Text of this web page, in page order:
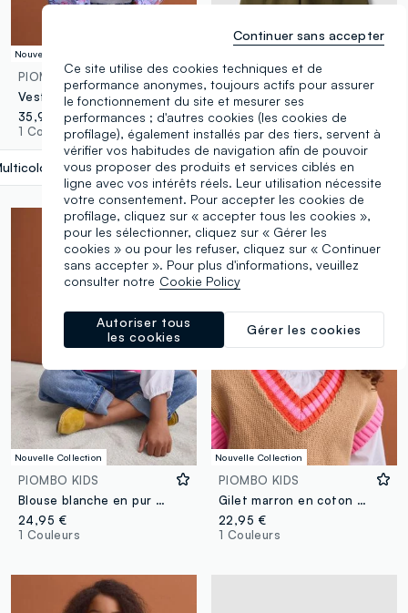
Nouvelle Collection
PIOMBO KIDS
Veste de pluie multicolore à capuche avec imprimé all-over pour fille
35,95 €
1 Couleurs
label.selectsize
PIOMBO KIDS
29,95 €
1 Couleurs
Nouvelle Collection
PIOMBO KIDS
Blouse blanche en pur coton avec broderies et encolure froncée pour fille
24,95 €
1 Couleurs
Nouvelle Collection
PIOMBO KIDS
Gilet marron en coton mélangé, col V et finitions contrastées pour fille
22,95 €
1 Couleurs
Ce site utilise des cookies techniques et de
performance anonymes, toujours actifs pour assurer
le fonctionnement du site et mesurer ses
performances ; d'autres cookies (les cookies de
profilage), également installés par des tiers, servent à
vérifier vos habitudes de navigation afin de pouvoir
vous proposer des produits et services ciblés en
ligne avec vos intérêts réels. Leur utilisation nécessite
votre consentement. Pour accepter les cookies de
profilage, cliquez sur « accepter tous les cookies »,
pour les sélectionner, cliquez sur « Gérer les
cookies » ou pour les refuser, cliquez sur « Continuer
sans accepter ». Pour plus d'informations, veuillez
consulter notre Cookie Policy
Gérer les cookies
Autoriser tous
les cookies
Continuer sans accepter